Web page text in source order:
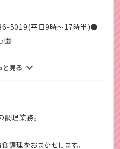
5019(平日9時～17時半)●
園
ませんか。
と見る
理業務。
調理をおまかせします。